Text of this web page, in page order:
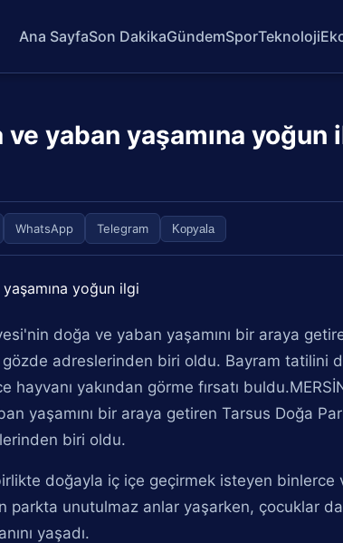
Ana SayfaSon DakikaGündemSporTeknoloji
yaban yaşamına yoğun
WhatsApp Telegram Kopyala
doğa ve yaban yaşamını bir araya
gözde adreslerinden biri oldu. Bayram tatilini
hayvanı yakından görme fırsatı
yaşamını bir araya getiren Tarsus Doğa
biri oldu.
doğayla iç içe geçirmek isteyen binlerce
parkta unutulmaz anlar yaşarken, çocuklar
yaşadı.